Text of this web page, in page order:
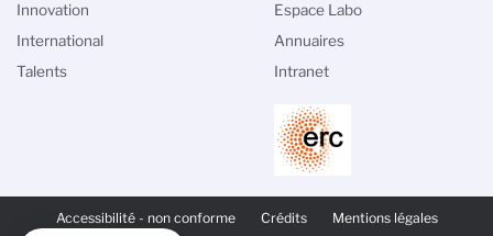
PAGE
Accessibilité - non conforme Crédits Mentions légales
Innovation
International
Talents
Espace Labo
Annuaires
Intranet